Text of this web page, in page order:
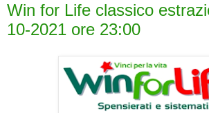
Win for Life classico
10-2021 ore 23:00